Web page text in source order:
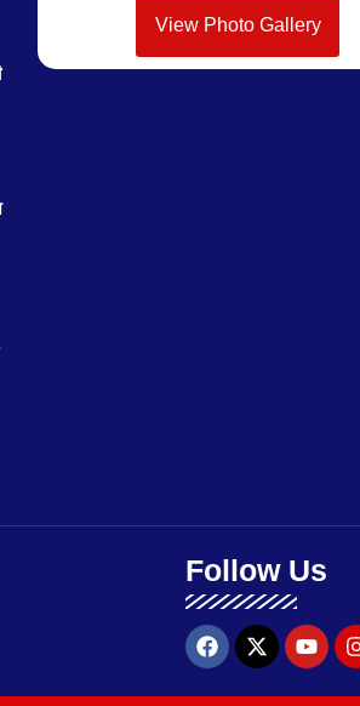
View Photo Gallery
Follow Us